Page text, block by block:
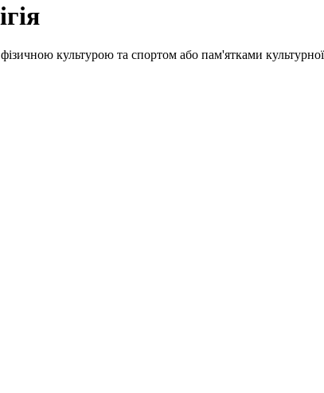
культурою та спортом або пам'ятками
ними органами іншим особам у володіння,
реабілітації, музеєфікації, ремонту та пристосування
експерта-дорадника